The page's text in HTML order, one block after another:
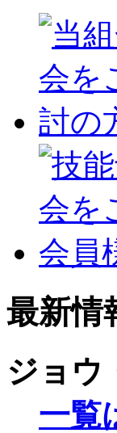
最新情
ジョウ
一覧